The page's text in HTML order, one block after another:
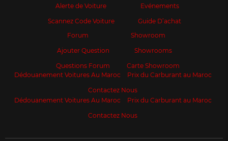
Alerte de Voiture
Scannez Code Voiture
Evénements
Guide D’achat
Forum
Ajouter Question
Questions Forum
Showroom
Showrooms
Carte Showroom
Dédouanement Voitures Au Maroc
Prix du Carburant au Maroc
Contactez Nous
Dédouanement Voitures Au Maroc
Prix du Carburant au Maroc
Contactez Nous